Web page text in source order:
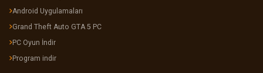
Android Uygulamaları
Grand Theft Auto GTA 5 PC
PC Oyun İndir
Program indir